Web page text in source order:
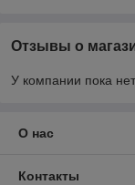
Отзывы о
У компании пока
О нас
Контакты